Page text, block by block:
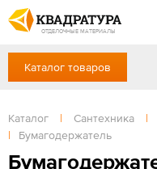
ОТДЕЛОЧНЫЕ МАТЕРИАЛЫ
Профи
Доставка и оплата
Готовые решения
Акции
Отзывы
+7 (3822) 48-94-10
Сб, Вс — выходной
ЗАКАЗАТЬ ЗВОНОК
Вход / Регистрация
Каталог товаров
Каталог | Сантехника |
|
Бумагодержатель